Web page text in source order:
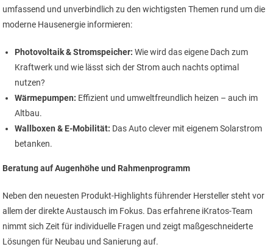
umfassend und unverbindlich zu den wichtigsten Themen rund um die
moderne Hausenergie informieren:
Photovoltaik & Stromspeicher: Wie wird das eigene Dach zum
Kraftwerk und wie lässt sich der Strom auch nachts optimal
nutzen?
Wärmepumpen: Effizient und umweltfreundlich heizen – auch im
Altbau.
Wallboxen & E-Mobilität: Das Auto clever mit eigenem Solarstrom
betanken.
Beratung auf Augenhöhe und Rahmenprogramm
Neben den neuesten Produkt-Highlights führender Hersteller steht vor
allem der direkte Austausch im Fokus. Das erfahrene iKratos-Team
nimmt sich Zeit für individuelle Fragen und zeigt maßgeschneiderte
Lösungen für Neubau und Sanierung auf.